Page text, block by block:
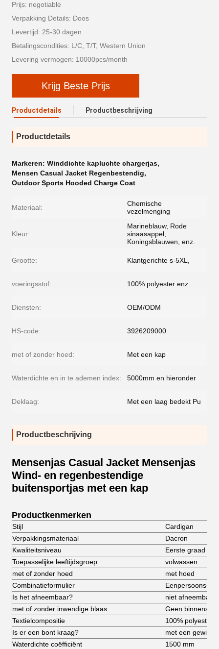
Prijs: negotiable
Verpakking Details: Doos
Levertijd: 25-30 dagen
Betalingscondities: L/C, T/T, Western Union
Levering vermogen: 10000pcs/month
Krijg Beste Prijs
Productdetails Productbeschrijving
Productdetails
Markeren: Winddichte kapluchte chargerjas,
Mensen Casual Jacket Regenbestendig,
Outdoor Sports Hooded Charge Coat
Materiaal:
Chemische
vezelmenging
Kleur:
Marineblauw, Rode
sinaasappel,
Koningsblauwen, enz.
Grootte: Klantgerichte s-5XL,
voeringsstof: 100% polyester enz.
Diensten: OEM/ODM
HS-code: 3926209000
met of zonder hoed: Met een kap
Waterdichte en in te ademen index: 5000mm en hieronder
Deklaag: Met een laag bedekt Pu
Productbeschrijving
Mensenjas Casual Jacket Mensenjas
Wind- en regenbestendige
buitensportjas met een kap
Productkenmerken
Stijl
Cardigan
Verpakkingsmateriaal
Dacron
Kwaliteitsniveau
Eerste graad
Toepasselijke leeftijdsgroep
volwassen
met of zonder hoed
met hoed
Combinatieformulier
Eenpersoonsset
Is het afneembaar?
niet afneembare
met of zonder inwendige blaas
Geen binnenste
Textielcompositie
100% polyester
Is er een bont kraag?
met een gewicht
Waterdichte coëfficiënt
1500 mm